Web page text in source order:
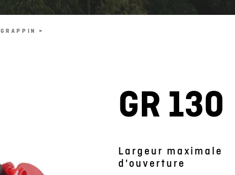
GRAPPIN >
L'image est symbolique
GR 130
Largeur maximale
d'ouverture